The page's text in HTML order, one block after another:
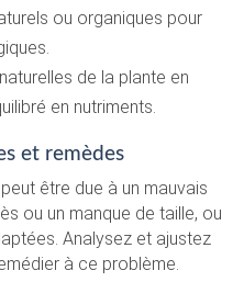
ou organiques pour
de la plante en
en nutriments.
et remèdes
être due à un mauvais
ou un manque de taille, ou
Analysez et ajustez
à ce problème.